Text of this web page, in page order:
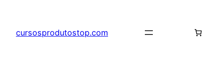
cursosprodutostop.com